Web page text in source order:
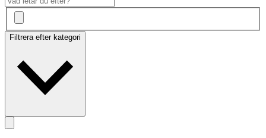
Filtrera efter kategori